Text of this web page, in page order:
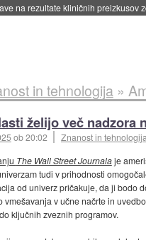
kot polovico SSD-jev za
in tehnologija»
želijo več nadzora
ob 20:02
Znanost in tehnologija
The Wall Street Journalaje
tudi v prihodnosti
od univerz pričakuje, da ji bodo
vmešavanja v učne načrte in
ključnih zveznih programov.